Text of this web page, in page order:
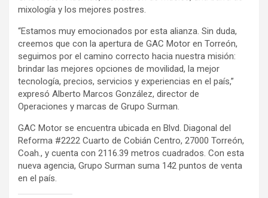
mixología y los mejores postres.
“Estamos muy emocionados por esta alianza. Sin duda,
creemos que con la apertura de GAC Motor en Torreón,
seguimos por el camino correcto hacia nuestra misión:
brindar las mejores opciones de movilidad, la mejor
tecnología, precios, servicios y experiencias en el país,”
expresó Alberto Marcos González, director de
Operaciones y marcas de Grupo Surman.
GAC Motor se encuentra ubicada en Blvd. Diagonal del
Reforma #2222 Cuarto de Cobián Centro, 27000 Torreón,
Coah., y cuenta con 2116.39 metros cuadrados. Con esta
nueva agencia, Grupo Surman suma 142 puntos de venta
en el país.